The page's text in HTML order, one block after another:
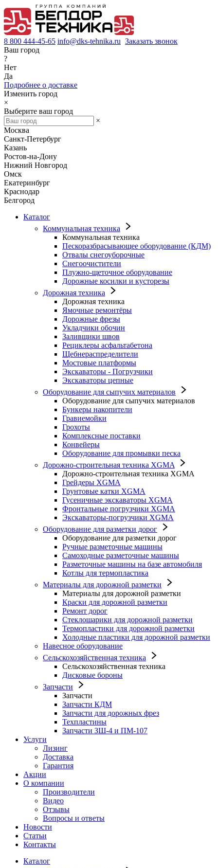
8 800 444-45-65 info@dks-tehnika.ru Заказать звонок
Ваш город
?
Нет
Да
Подробнее о доставке
Изменить город
×
Выберите ваш город
×
Москва
Санкт-Петербург
Казань
Ростов-на-Дону
Нижний Новгород
Омск
Екатеринбург
Краснодар
Белгород
Каталог
Коммунальная техника
Коммунальная техника
Пескоразбрасывающее оборудование (КДМ)
Отвалы снегоуборочные
Снегоочистители
Плужно-щеточное оборудование
Дорожные косилки и кусторезы
Дорожная техника
Дорожная техника
Ямочные ремонтёры
Дорожные фрезы
Укладчики обочин
Заливщики швов
Рециклеры асфальтабетона
Щебнераспределители
Мостовые платформы
Экскаваторы - Погрузчики
Экскаваторы цепные
Оборудование для сыпучих материалов
Оборудование для сыпучих материалов
Бункеры накопители
Гравиемойки
Грохоты
Комплексные поставки
Конвейеры
Оборудование для промывки песка
Дорожно-строительная техника XGMA
Дорожно-строительная техника XGMA
Грейдеры XGMA
Грунтовые катки XGMA
Гусеничные экскаваторы XGMA
Фронтальные погрузчики XGMA
Экскаваторы-погрузчики XGMA
Оборудование для разметки дорог
Оборудование для разметки дорог
Ручные разметочные машины
Самоходные разметочные машины
Разметочные машины на базе автомобиля
Котлы для термопластика
Материалы для дорожной разметки
Материалы для дорожной разметки
Краски для дорожной разметки
Ремонт дорог
Стеклошарики для дорожной разметки
Термопластики для дорожной разметки
Холодные пластики для дорожной разметки
Навесное оборудование
Сельскохозяйственная техника
Сельскохозяйственная техника
Дисковые бороны
Запчасти
Запчасти
Запчасти КДМ
Запчасти для дорожных фрез
Техпластины
Запчасти ЗШ-4 и ПМ-107
Услуги
Лизинг
Доставка
Гарантия
Акции
О компании
Производители
Видео
Отзывы
Вопросы и ответы
Новости
Статьи
Контакты
Каталог